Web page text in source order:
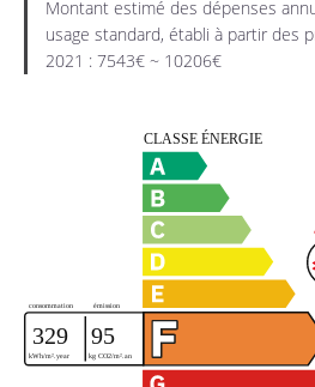
Montant estimé des dépenses
usage standard, établi à partir des
2021 : 7543€ ~ 10206€